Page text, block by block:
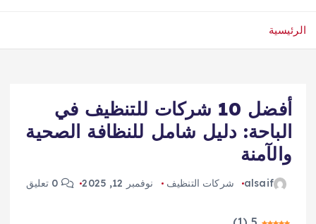
الرئيسية
أفضل 10 شركات للتنظيف في
الباحة: دليل شامل للنظافة الصحية
والآمنة
alsaif شركات التنظيف نوفمبر 12, 2025